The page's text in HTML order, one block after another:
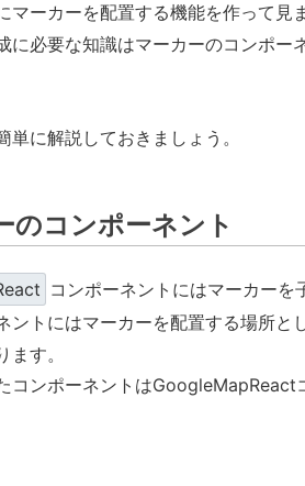
マーカーを配置する機能を作って見ま
に必要な知識はマーカーのコンポ
単に解説しておきましょう。
のコンポーネント
コンポーネントにはマーカー
ントにはマーカーを配置する場所と
す。
コンポーネントはGoogleMapReact